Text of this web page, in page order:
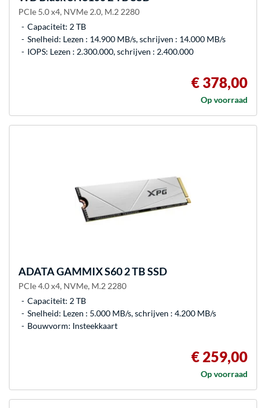
PCIe 5.0 x4, NVMe 2.0, M.2 2280
Capaciteit: 2 TB
Snelheid: Lezen : 14.900 MB/s, schrijven : 14.000 MB/s
IOPS: Lezen : 2.300.000, schrijven : 2.400.000
€ 378,00
Op voorraad
ADATAGAMMIX S60 2 TB SSD
PCIe 4.0 x4, NVMe, M.2 2280
Capaciteit: 2 TB
Snelheid: Lezen : 5.000 MB/s, schrijven : 4.200 MB/s
Bouwvorm: Insteekkaart
€ 259,00
Op voorraad